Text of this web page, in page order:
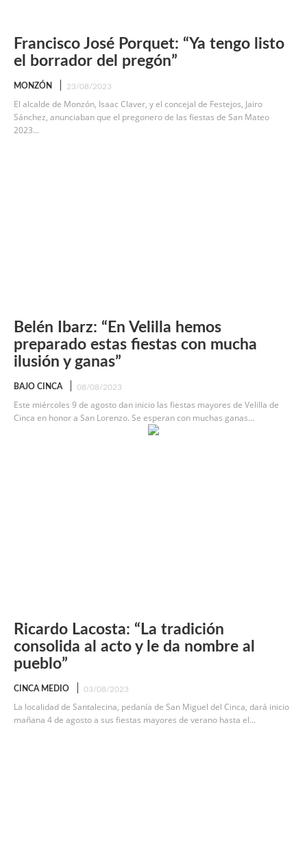
Francisco José Porquet: “Ya tengo listo
el borrador del pregón”
MONZÓN 23/08/2023
El alcalde de Monzón, Isaac Claver, y el concejal de Festejos, Jairo
Sánchez, anunciaban que el pregonero de las fiestas de San Mateo
2023...
Belén Ibarz: “En Velilla hemos
preparado estas fiestas con mucha
ilusión y ganas”
BAJO CINCA 08/08/2023
Este miércoles 9 de agosto dan inicio las fiestas mayores de Velilla de
Cinca en honor a San Lorenzo. Se esperan con muchas ganas...
Ricardo Lacosta: “La tradición
consolida al acto y le da nombre al
pueblo”
CINCA MEDIO 03/08/2023
La localidad de Santalecina, pedanía de San Miguel del Cinca, dará inicio
mañana 4 de agosto a sus fiestas mayores de verano hasta el...